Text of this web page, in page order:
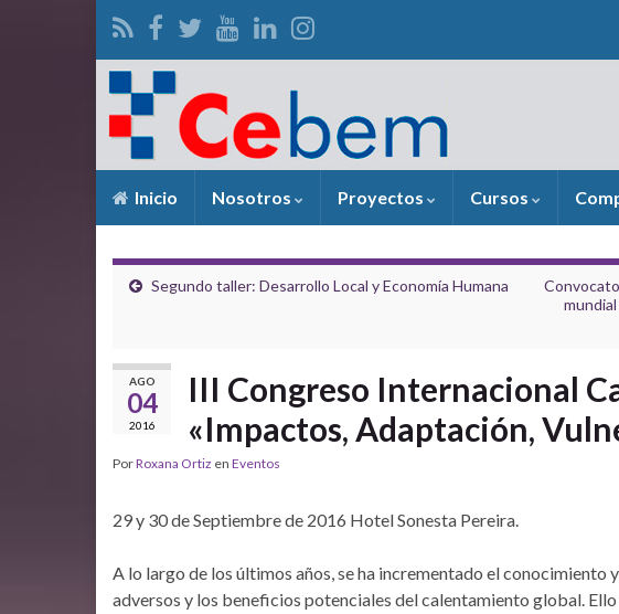
Inicio Nosotros Proyectos Cursos
Segundo taller: Desarrollo Local y Economía Humana
AGO
04
2016
III Congreso Internacional
«Impactos, Adaptación,
PorRoxana Ortiz en Eventos
29 y 30 de Septiembre de 2016 Hotel Sonesta Pereira.
A lo largo de los últimos años, se ha incrementado el
adversos y los beneficios potenciales del calentamiento global.